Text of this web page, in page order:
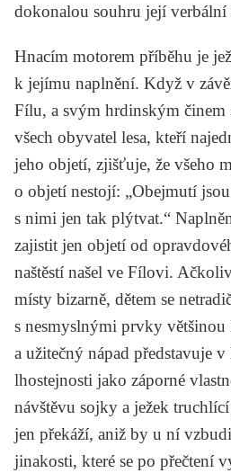
dokonalou souhru její verbální
Hnacím motorem příběhu je
k jejímu naplnění. Když v
Fílu, a svým hrdinským činem
všech obyvatel lesa, kteří
jeho objetí, zjišťuje, že všeho
o objetí nestojí: „Obejmutí
s nimi jen tak plýtvat.“
zajistit jen objetí od
naštěstí našel ve Fílovi.
místy bizarně, dětem se
s nesmyslnými prvky
a užitečný nápad představuje
lhostejnosti jako záporné
návštěvu sojky a ježek
jen překáží, aniž by u ní
jinakosti, které se po přečtení